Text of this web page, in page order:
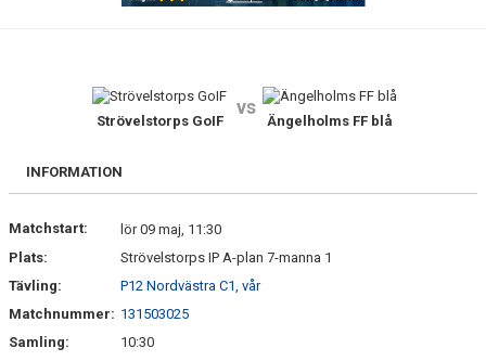
KONTAKT
Strövelstorps GoIF
vs
Ängelholms FF blå
INFORMATION
Matchstart:
lör 09 maj, 11:30
Plats:
Strövelstorps IP A-plan 7-manna 1
Tävling:
P12 Nordvästra C1, vår
Matchnummer: 131503025
Samling:
10:30